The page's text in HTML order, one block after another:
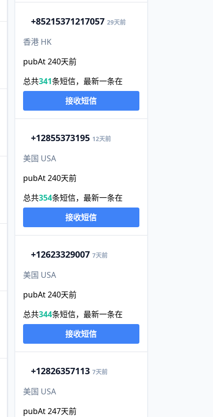
+85215371217057 29天前
香港 HK
pubAt 240天前
总共341条短信，最新一条在
接收短信
+12855373195 12天前
美国 USA
pubAt 240天前
总共354条短信，最新一条在
接收短信
+12623329007 7天前
美国 USA
pubAt 240天前
总共344条短信，最新一条在
接收短信
+12826357113 7天前
美国 USA
pubAt 247天前